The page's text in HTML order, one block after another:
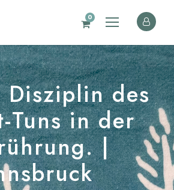
0
Disziplin des
Tuns in der
|